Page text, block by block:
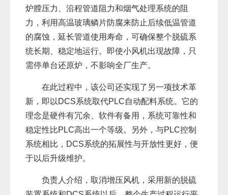
炉膛压力、沿程管道阻力和烟气处理系统的阻
力，利用高温玻璃鳞片防腐来防止后续低温管道
的腐蚀，延长管道使用寿命，可确保整个脱硫系
统长期、稳定地运行。即使小风机出现故障，只
需停单台还原炉，不影响全厂生产。
在此过程中，该公司还实现了另一项技术革
新，即以DCS系统取代PLC自动配料系统。它的
理念是硬件有冗余、软件有备用，系统可靠性和
稳定性比PLC高出一个等级。另外，与PLC控制
系统相比，DCS系统的拓展性与开放性更好，便
于以后升级维护。
负责人介绍，取消增压风机，采用新的脱硫